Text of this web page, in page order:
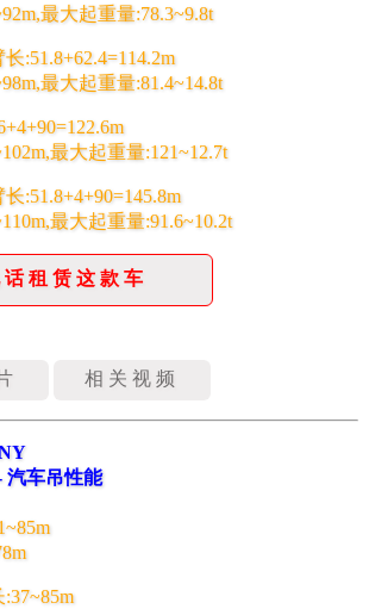
最大起重量:78.3~9.8t
:51.8+62.4=114.2m
最大起重量:81.4~14.8t
最大起重量:121~12.7t
:51.8+4+90=145.8m
最大起重量:91.6~10.2t
租赁这款车
相关视频
汽车吊性能